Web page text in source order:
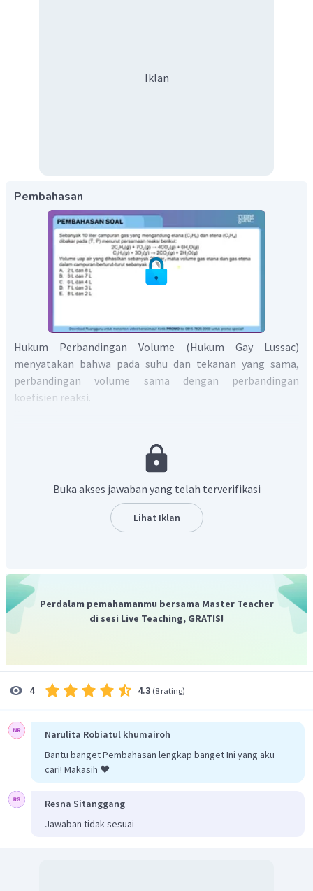
Iklan
Pembahasan
Hukum Perbandingan Volume (Hukum Gay Lussac)
menyatakan bahwa pada suhu dan tekanan yang sama,
perbandingan volume sama dengan perbandingan
koefisien reaksi.
yang dihasilkan (26 liter) dapat digunakan dengan
memisalkan salah satu volume gas yang digunakan. Pada
Volume total uap air yang dihasilkan adalah sebanyak 26
liter, maka dapat diperoleh nilai sebagai berikut.
Berdasarkan perhitungan di atas, dapat disimpulkan bahwa
sementara volume gas etena adalah 4 liter.
Jadi, jawaban yang tepat adalah C.
Buka akses jawaban yang telah terverifikasi
Lihat Iklan
Perdalam pemahamanmu bersama Master Teacher
di sesi Live Teaching, GRATIS!
4 4.3 (8 rating)
Narulita Robiatul khumairoh
Bantu banget Pembahasan lengkap banget Ini yang aku
cari! Makasih ❤️
Resna Sitanggang
Jawaban tidak sesuai